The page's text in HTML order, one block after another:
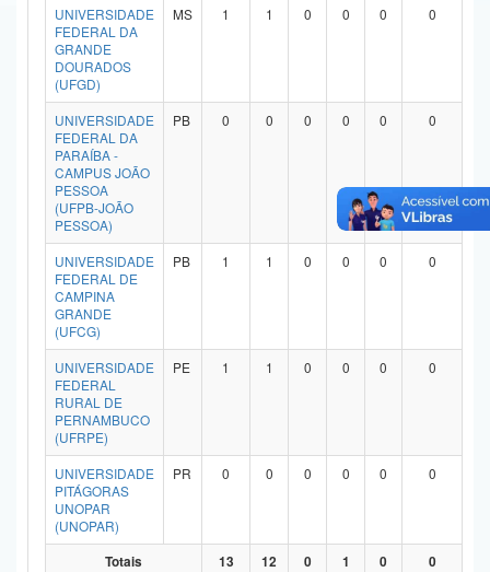
Banco Central do Brasil
UNIVERSIDADE
FEDERAL DA
GRANDE
DOURADOS
(UFGD)
MS 1 1 0 0 0 0
UNIVERSIDADE
FEDERAL DA
PARAÍBA -
CAMPUS JOÃO
PESSOA
(UFPB-JOÃO
PESSOA)
PB 0 0 0 0 0 0
UNIVERSIDADE
FEDERAL DE
CAMPINA
GRANDE
(UFCG)
PB 1 1 0 0 0 0
UNIVERSIDADE
FEDERAL
RURAL DE
PERNAMBUCO
(UFRPE)
PE 1 1 0 0 0 0
UNIVERSIDADE
PITÁGORAS
UNOPAR
(UNOPAR)
PR 0 0 0 0 0 0
Totais 13 12 0 1 0 0